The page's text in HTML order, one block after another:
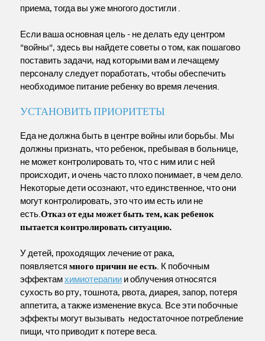
приема, тогда вы уже многого достигли .
Если ваша основная цель - не делать еду центром
"войны", здесь вы найдете советы о том, как пошагово
поставить задачи, над которыми вам и лечащему
персоналу следует поработать, чтобы обеспечить
необходимое питание ребенку во время лечения.
УСТАНОВИТЬ ПРИОРИТЕТЫ
Еда не должна быть в центре войны или борьбы. Мы
должны признать, что ребенок, пребывая в больнице,
не может контролировать то, что с ним или с ней
происходит, и очень часто плохо понимает, в чем дело.
Некоторые дети осознают, что единственное, что они
могут контролировать, это что им есть или не
есть.Отказ от еды может быть тем, как ребенок
пытается контролировать ситуацию.
У детей, проходящих лечение от рака,
появляется много причин не есть. К побочным
эффектамхимиотерапии и облучения относятся
сухость во рту, тошнота, рвота, диарея, запор, потеря
аппетита, а также изменение вкуса. Все эти побочные
эффекты могут вызывать недостаточное потребление
пищи, что приводит к потере веса.